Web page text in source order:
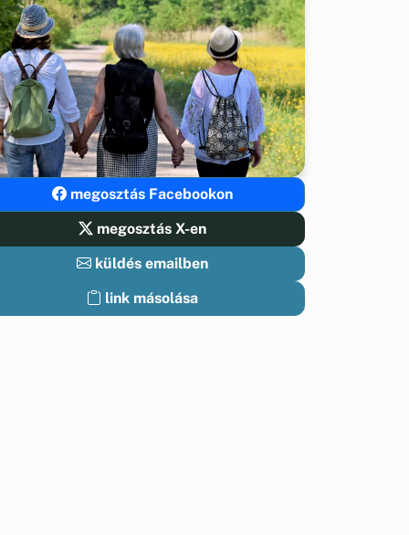
megosztás Facebookon
megosztás X-en
küldés emailben
link másolása